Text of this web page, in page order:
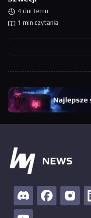
4 dni temu
1 min czytania